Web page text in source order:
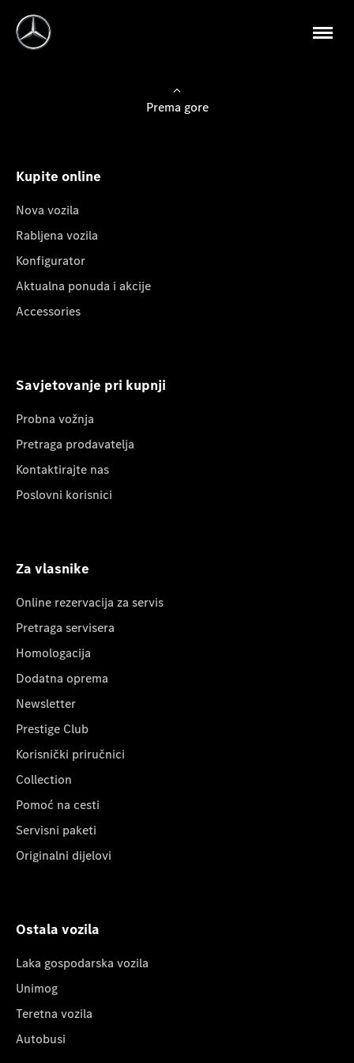
Prema gore
Kupite online
Nova vozila
Rabljena vozila
Konfigurator
Aktualna ponuda i akcije
Accessories
Savjetovanje pri kupnji
Probna vožnja
Pretraga prodavatelja
Kontaktirajte nas
Poslovni korisnici
Za vlasnike
Online rezervacija za servis
Pretraga servisera
Homologacija
Dodatna oprema
Newsletter
Prestige Club
Korisnički priručnici
Collection
Pomoć na cesti
Servisni paketi
Originalni dijelovi
Ostala vozila
Laka gospodarska vozila
Unimog
Teretna vozila
Autobusi